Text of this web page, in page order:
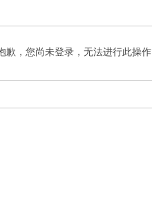
索
歉，您尚未登录，无法进行此操作